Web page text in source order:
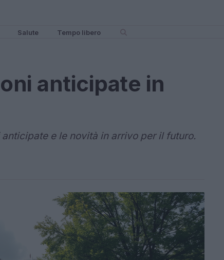
Salute Tempo libero
anticipate in
e le novità in arrivo per il futuro.